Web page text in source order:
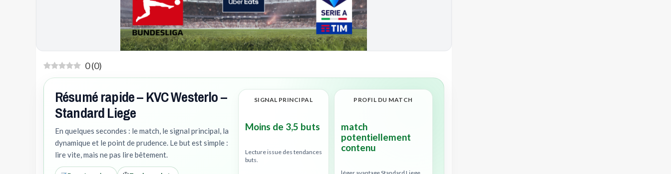
0(0)
Résumé rapide – KVC Westerlo –
Standard Liege
En quelques secondes : le match, le signal principal, la
dynamique et le point de prudence. Le but est simple :
lire vite, mais ne pas lire bêtement.
SIGNAL PRINCIPAL
Moins de 3,5 buts
Lecture issue des tendances
buts.
PROFIL DU MATCH
match
potentiellement
contenu